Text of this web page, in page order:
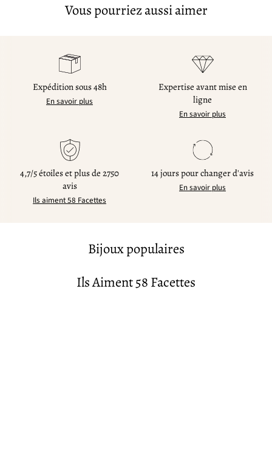
Vous pourriez aussi aimer
Expédition sous 48h
En savoir plus
Expertise avant mise en
ligne
En savoir plus
4,7/5 étoiles et plus de 2750
avis
Ils aiment 58 Facettes
14 jours pour changer d'avis
En savoir plus
Bijoux populaires
Ils Aiment 58 Facettes